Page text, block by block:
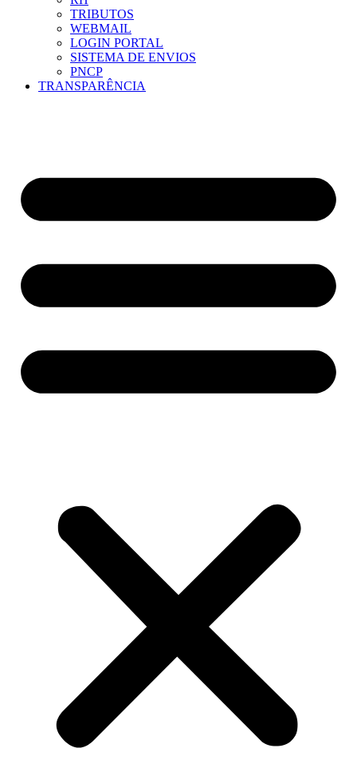
TRIBUTOS
WEBMAIL
LOGIN PORTAL
SISTEMA DE ENVIOS
PNCP
TRANSPARÊNCIA